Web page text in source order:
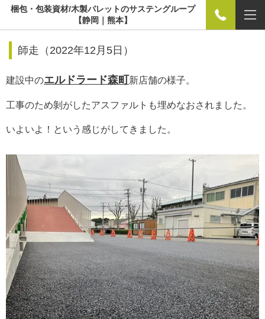
梱包・包装資材/木製パレットのサステングループ
【静岡｜熊本】
師走（ 2022年12月5日）
建設中のエルドラード森町新店舗の様子。
工事のため剝がしたアスファルトも埋めなおされました。
いよいよ！という感じがしてきました。